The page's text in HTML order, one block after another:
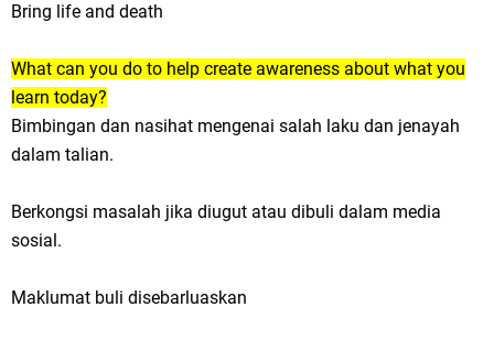
Bring life and death
What can you do to help create awareness about what you
learn today?
Bimbingan dan nasihat mengenai salah laku dan jenayah
dalam talian.
Berkongsi masalah jika diugut atau dibuli dalam media
sosial.
Maklumat buli disebarluaskan